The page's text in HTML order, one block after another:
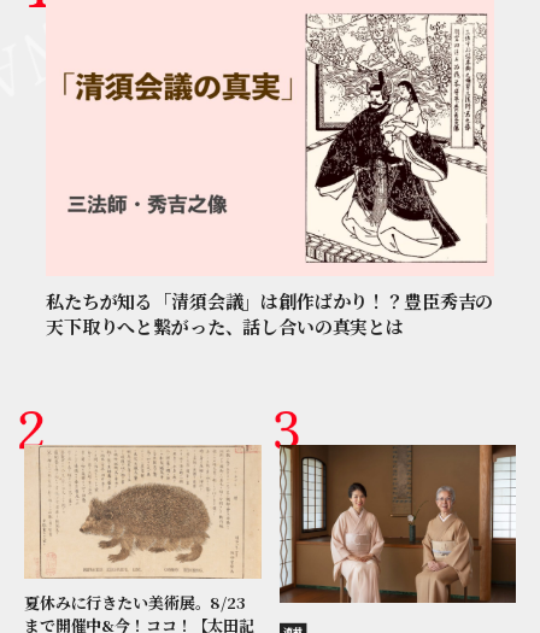
私たちが知る「清須会議」は創作ばかり！？豊臣秀吉の
天下取りへと繋がった、話し合いの真実とは
夏休みに行きたい美術展。8/23
まで開催中&今！ココ！【太田記